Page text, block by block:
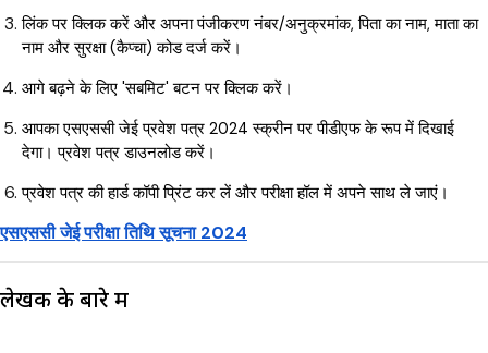
लिंक पर क्लिक करें और अपना पंजीकरण नंबर/अनुक्रमांक, पिता का नाम, माता का
नाम और सुरक्षा (कैप्चा) कोड दर्ज करें।
आगे बढ़ने के लिए 'सबमिट' बटन पर क्लिक करें।
आपका एसएससी जेई प्रवेश पत्र 2024 स्क्रीन पर पीडीएफ के रूप में दिखाई
देगा। प्रवेश पत्र डाउनलोड करें।
प्रवेश पत्र की हार्ड कॉपी प्रिंट कर लें और परीक्षा हॉल में अपने साथ ले जाएं।
एसएससी जेई परीक्षा तिथि सूचना 2024
लेखक के बारे में